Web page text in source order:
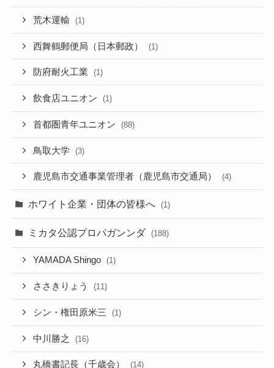
荒木運輸 (1)
西舞鶴郵便局（日本郵政） (1)
防府耐火工業 (1)
飲食店ユニオン (1)
首都圏青年ユニオン (88)
鳥取大学 (3)
鹿児島市交通事業管理者（鹿児島市交通局） (4)
ホワイト企業・団体の皆様へ (1)
ミカタ公認プロパガンンダ (188)
YAMADA Shingo (1)
ささきりょう (11)
シン・権田原米三 (1)
中川勝之 (16)
丸橋書記長（千歳会） (14)